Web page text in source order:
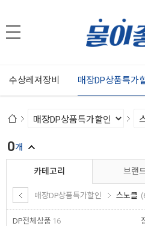
수상레져장비 매장DP상품특가
카테고리
매장DP상품특가할인 스노클
DP전체상품 16
브랜
0개